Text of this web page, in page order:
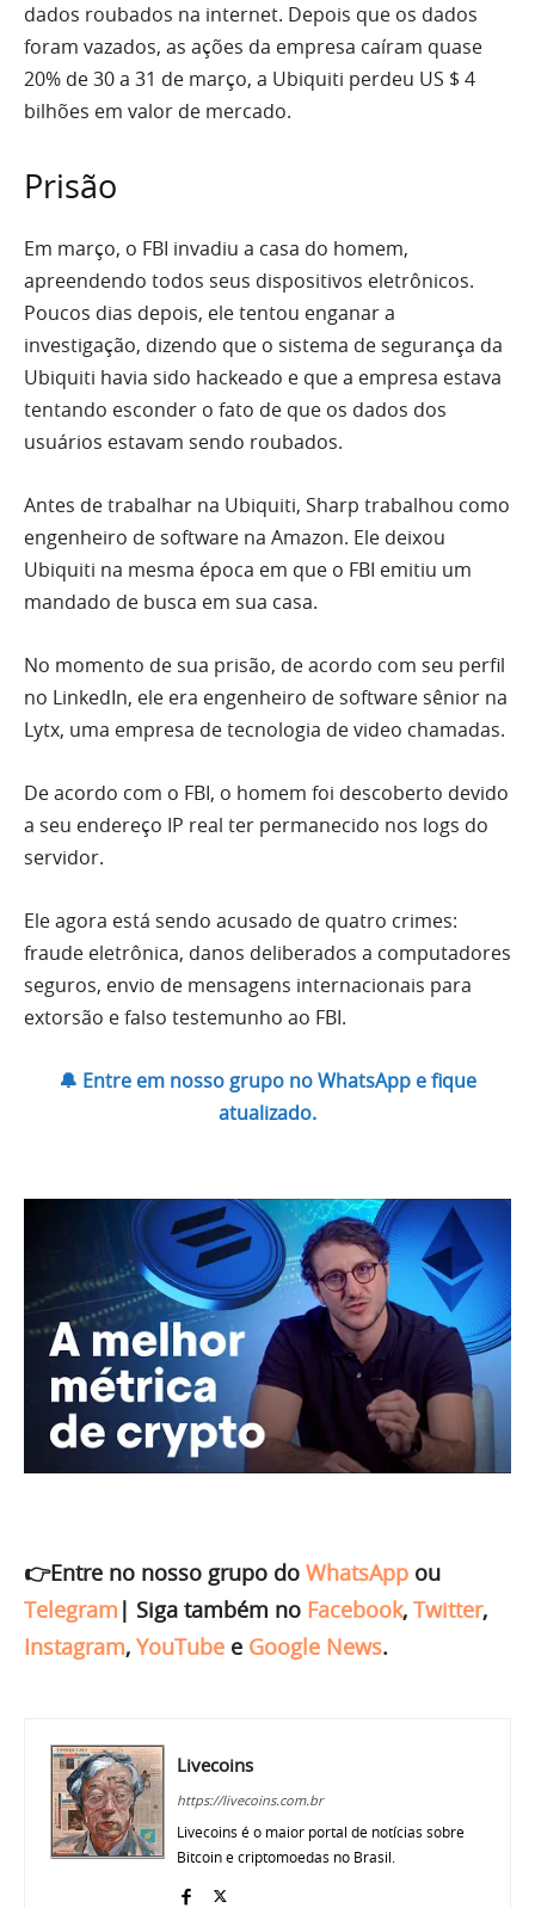
dados roubados na internet. Depois que os dados
foram vazados, as ações da empresa caíram quase
20% de 30 a 31 de março, a Ubiquiti perdeu US $ 4
bilhões em valor de mercado.
Prisão
Em março, o FBI invadiu a casa do homem,
apreendendo todos seus dispositivos eletrônicos.
Poucos dias depois, ele tentou enganar a
investigação, dizendo que o sistema de segurança da
Ubiquiti havia sido hackeado e que a empresa estava
tentando esconder o fato de que os dados dos
usuários estavam sendo roubados.
Antes de trabalhar na Ubiquiti, Sharp trabalhou como
engenheiro de software na Amazon. Ele deixou
Ubiquiti na mesma época em que o FBI emitiu um
mandado de busca em sua casa.
No momento de sua prisão, de acordo com seu perfil
no LinkedIn, ele era engenheiro de software sênior na
Lytx, uma empresa de tecnologia de video chamadas.
De acordo com o FBI, o homem foi descoberto devido
a seu endereço IP real ter permanecido nos logs do
servidor.
Ele agora está sendo acusado de quatro crimes:
fraude eletrônica, danos deliberados a computadores
seguros, envio de mensagens internacionais para
extorsão e falso testemunho ao FBI.
🔔 Entre em nosso grupo no WhatsApp e fique
atualizado.
👉Entre no nosso grupo do WhatsApp ou
Telegram | Siga também no Facebook, Twitter,
Instagram, YouTube e Google News.
Livecoins
https://livecoins.com.br
Livecoins é o maior portal de notícias sobre
Bitcoin e criptomoedas no Brasil.